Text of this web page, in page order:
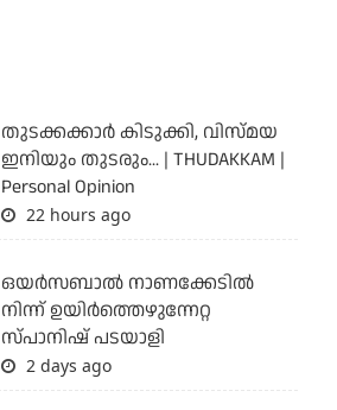
തുടക്കക്കാര്‍ കിടുക്കി, വിസ്മയ
ഇനിയും തുടരും... | THUDAKKAM |
Personal Opinion
22 hours ago
ഒയര്‍സബാൽ നാണക്കേടിൽ
നിന്ന് ഉയിർത്തെഴുന്നേറ്റ
സ്പാനിഷ് പടയാളി
2 days ago